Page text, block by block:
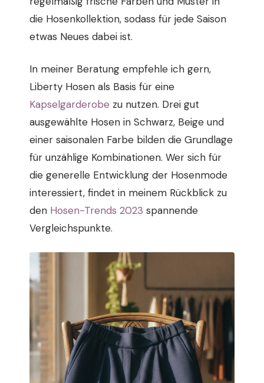
die Hosenkollektion, sodass für jede Saison
etwas Neues dabei ist.
In meiner Beratung empfehle ich gern,
Liberty Hosen als Basis für eine
Kapselgarderobe zu nutzen. Drei gut
ausgewählte Hosen in Schwarz, Beige und
einer saisonalen Farbe bilden die Grundlage
für unzählige Kombinationen. Wer sich für
die generelle Entwicklung der Hosenmode
interessiert, findet in meinem Rückblick zu
den Hosen-Trends 2023 spannende
Vergleichspunkte.